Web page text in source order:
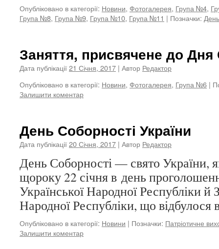
Опубліковано в категорії: Новини, Фотогалерея, Група №4,
Група №8, Група №9, Група №10, Група №11 | Позначки:
Заняття, присвячене до Дня
Дата публікації21 Січня, 2017 | Автор Редактор
Опубліковано в категорії: Новини, Фотогалерея, Група №6 |
Залишити коментар
День Соборності України
Дата публікації20 Січня, 2017 | Автор Редактор
День Соборності — свято України,
щороку 22 січня в день
Української Народної Республіки й
Народної Республіки, що відбулося
Опубліковано в категорії: Новини | Позначки: Патріотичне
Залишити коментар